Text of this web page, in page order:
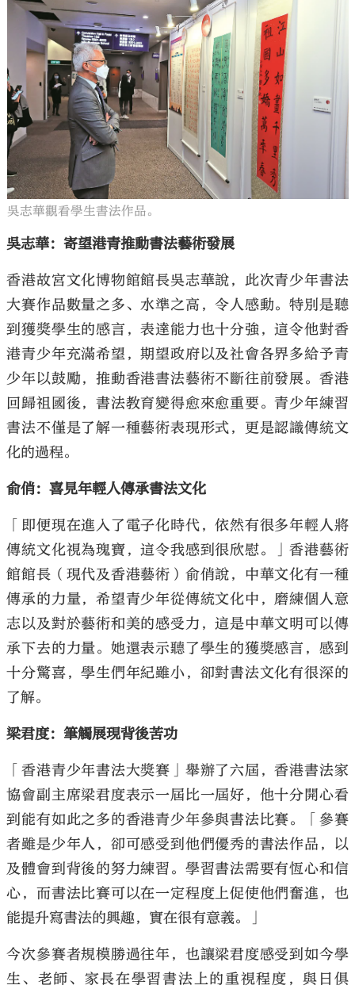
吳志華觀看學生書法作品。
吳志華：寄望港青推動書法藝術發展
香港故宮文化博物館館長吳志華說，此次青少年書法
大賽作品數量之多、水準之高，令人感動。特別是聽
到獲獎學生的感言，表達能力也十分強，這令他對香
港青少年充滿希望，期望政府以及社會各界多給予青
少年以鼓勵，推動香港書法藝術不斷往前發展。香港
回歸祖國後，書法教育變得愈來愈重要。青少年練習
書法不僅是了解一種藝術表現形式，更是認識傳統文
化的過程。
俞俏：喜見年輕人傳承書法文化
「即便現在進入了電子化時代，依然有很多年輕人將
傳統文化視為瑰寶，這令我感到很欣慰。」香港藝術
館館長（現代及香港藝術）俞俏說，中華文化有一種
傳承的力量，希望青少年從傳統文化中，磨練個人意
志以及對於藝術和美的感受力，這是中華文明可以傳
承下去的力量。她還表示聽了學生的獲獎感言，感到
十分驚喜，學生們年紀雖小，卻對書法文化有很深的
了解。
梁君度：筆觸展現背後苦功
「香港青少年書法大獎賽」舉辦了六屆，香港書法家
協會副主席梁君度表示一屆比一屆好，他十分開心看
到能有如此之多的香港青少年參與書法比賽。「參賽
者雖是少年人，卻可感受到他們優秀的書法作品，以
及體會到背後的努力練習。學習書法需要有恆心和信
心，而書法比賽可以在一定程度上促使他們奮進，也
能提升寫書法的興趣，實在很有意義。」
今次參賽者規模勝過往年，也讓梁君度感受到如今學
生、老師、家長在學習書法上的重視程度，與日俱